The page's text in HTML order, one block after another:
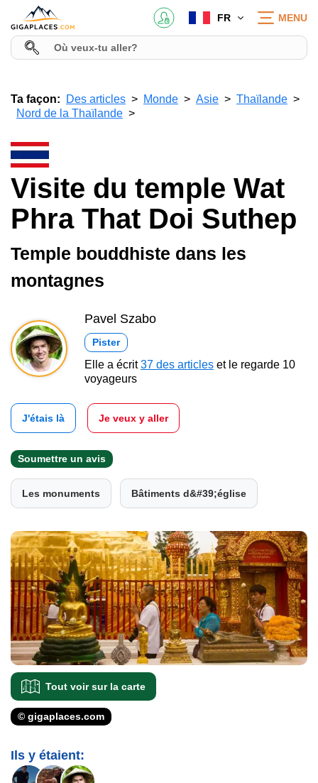
FR MENU
Ta façon: Des articles Monde Asie
Thaïlande
Nord de la Thaïlande
Visite du temple Wat
Phra That Doi Suthep
Temple bouddhiste dans les
montagnes
Pavel Szabo
Pister
Elle a écrit37 des articles et le regarde 10
voyageurs
J'étais là Je veux y aller
Soumettre un avis
Les monuments Bâtiments d&#39;église
Tout voir sur la carte
© gigaplaces.com
Ils y étaient: